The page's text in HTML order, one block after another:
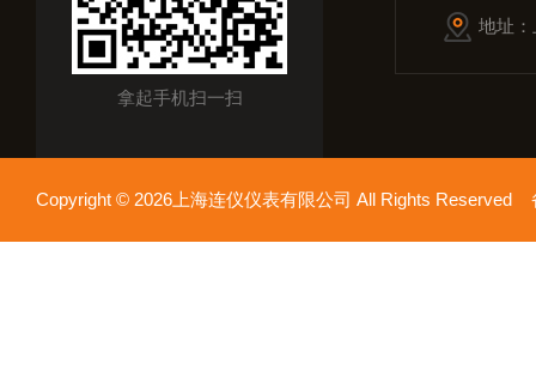
拿起手机扫一扫
地址
Copyright © 2026上海连仪仪表有限公司 All Rights Reserved